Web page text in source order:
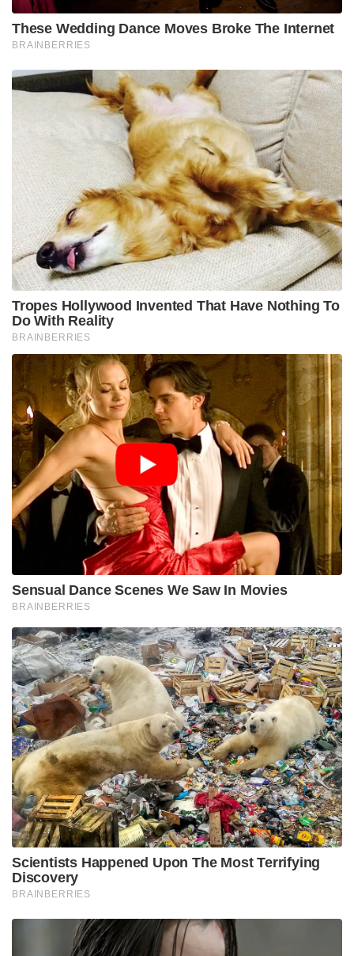
പെനാൽറ്റി നഷ്ടമായതിന് ശേഷം താളം കളി
വീണ്ടെടുത്ത മെസ്സി, മത്സരത്തിന്റെ 38-ാം മിനിറ്റിൽ
ആവേശക്കടലാക്കിക്കൊണ്ട് അർജന്റീനയുടെ ആദ്യ
ഗോൾ നേടി. ഈ ഗോളോടെ ലോകകപ്പ് ചരിത്രത്തിൽ
ഏറ്റവും കൂടുതൽ ഗോൾ നേടുന്ന താരമെന്ന
റെക്കോർഡ് (17 ഗോളുകൾ) മെസ്സി സ്വന്തം
പേരിലാക്കി. പിന്നീട് രണ്ടാം പകുതിയുടെ ഇഞ്ചുറി
ടൈമിൽ തന്റെ 18-ാം ലോകകപ്പ് ഗോളും നേടി താരം
അർജന്റീനയുടെ വിജയം ഉറപ്പിച്ചു.
തന്റെ കരിയറിലെ ആറാമത്തെ ലോകകപ്പ് കളിക്കുന്ന
മെസ്സി, ഹാംസ്ട്രിങ് പരിക്കിന്റെ നിഴലിലായിരുന്നു
ടൂർണമെന്റിലേക്ക് എത്തിയത്. എന്നാൽ ആദ്യ
മത്സരത്തിൽ അൾജീരിയക്കെതിരെ ഹാട്രിക്കും
ഇപ്പോൾ ഓസ്ട്രിയക്കെതിരെ ഇരട്ട ഗോളുകളും നേടി
മെസ്സി തന്റെ പഴയ വീര്യം വീണ്ടെടുത്തിരിക്കുകയാണ്.
തങ്ങളെ കടുത്ത രീതിയിൽ പ്രതിരോധിച്ച ഓസ്ട്രിയൻ
ടീമിനെ മെസ്സി പ്രകീർത്തിച്ചു. ആദ്യ മത്സരത്തിൽ
ജോർദാനെ 3-1 ന് തോൽപ്പിച്ചെത്തിയ ഓസ്ട്രിയ
അർജന്റീനയ്ക്ക് കടുത്ത വെല്ലുവിളിയാണ്
ഉയർത്തിയത്.
“വളരെ കഠിനമായ ഒരു വിജയമാണിത്. കളി കടുത്ത
തീവ്രതയുള്ളതായിരിക്കുമെന്ന് ഞങ്ങൾക്ക്
അറിയാമായിരുന്നു. ഈ ലോകകപ്പിലെ എല്ലാ
മത്സരങ്ങളും ഒപ്പത്തിനൊപ്പമുള്ളതാണ്. ആരും
ആർക്കും ഒന്നും വെറുതെ വിട്ടുകൊടുക്കില്ല,” മെസ്സി
കൂട്ടിച്ചേർത്തു.
ശനിയാഴ്ച ജോർദാനെതിരെ നടക്കാനിരിക്കുന്ന
മത്സരത്തിൽ ഗ്രൂപ്പ് ചാമ്പ്യന്മാരായി ഒൻപത്
പോയിന്റോടെ അടുത്ത റൗണ്ടിലേക്ക് കടക്കുകയാണ്
ലക്ഷ്യമെന്നും, തങ്ങൾ അർജന്റീനയാണെന്നും ഏത്
എതിരാളിക്കെതിരെയും ജയത്തിനായി മാത്രമേ
കളിക്കൂ എന്നും മെസ്സി വ്യക്തമാക്കി. ഗ്രൂപ്പ്
ജേതാക്കളായാൽ അടുത്ത റൗണ്ടിൽ യുറുഗ്വേയെ
ആയിരിക്കും അർജന്റീനയ്ക്ക് നേരിടേണ്ടി വരിക.
ശനിയാഴ്ചത്തെ മത്സരത്തിൽ മെസ്സിക്ക് പരിശീലകൻ
ലയണൽ സ്കലോണി വിശ്രമം
അനുവദിച്ചേക്കുമെന്നും സൂചനയുണ്ട്.
Tags: lionel messi FIFA World Cup 2026